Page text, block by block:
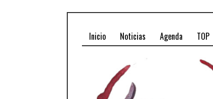
Inicio Noticias Agenda TOP